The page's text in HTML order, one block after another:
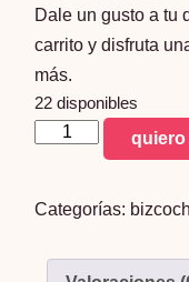
Dale un gusto a tu
carrito y disfruta
más.
22 disponibles
tortazo
quiero
Categorías: